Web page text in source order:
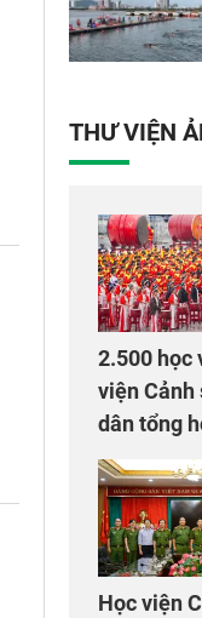
THƯ VIỆN
2.500 học
viện Cảnh
dân tổng
màn
mừng Đại
Học viện